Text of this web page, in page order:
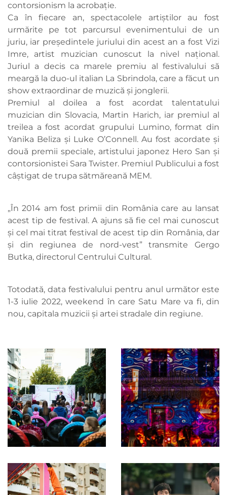
contorsionism la acrobație.
Ca în fiecare an, spectacolele artiștilor au fost
urmărite pe tot parcursul evenimentului de un
juriu, iar președintele juriului din acest an a fost Vizi
Imre, artist muzician cunoscut la nivel național.
Juriul a decis ca marele premiu al festivalului să
meargă la duo-ul italian La Sbrindola, care a făcut un
show extraordinar de muzică și jonglerii.
Premiul al doilea a fost acordat talentatului
muzician din Slovacia, Martin Harich, iar premiul al
treilea a fost acordat grupului Lumino, format din
Yanika Beliza și Luke O’Connell. Au fost acordate și
două premii speciale, artistului japonez Hero San și
contorsionistei Sara Twister. Premiul Publicului a fost
câștigat de trupa sătmăreană MEM.
„În 2014 am fost primii din România care au lansat
acest tip de festival. A ajuns să fie cel mai cunoscut
și cel mai titrat festival de acest tip din România, dar
și din regiunea de nord-vest” transmite Gergo
Butka, directorul Centrului Cultural.
Totodată, data festivalului pentru anul următor este
1-3 iulie 2022, weekend în care Satu Mare va fi, din
nou, capitala muzicii și artei stradale din regiune.